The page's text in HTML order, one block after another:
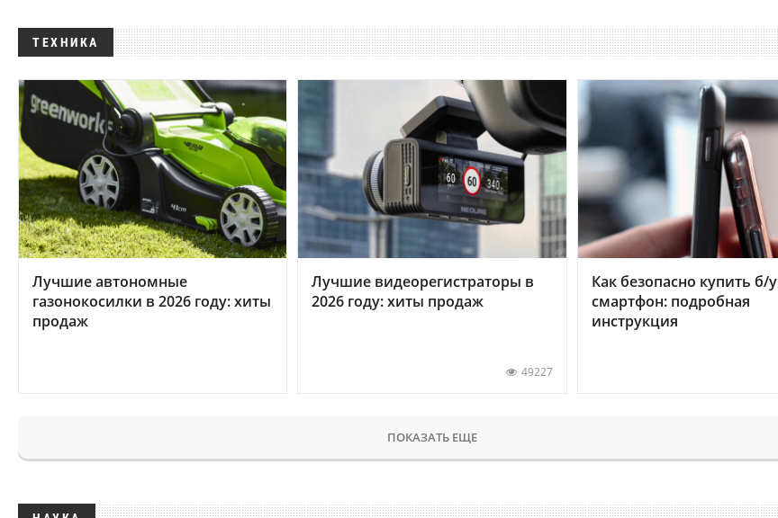
ТЕХНИКА
Лучшие автономные
газонокосилки в 2026 году: хиты
продаж
Лучшие видеорегистраторы в
2026 году: хиты продаж
49227
Как безопасно купить б/у
смартфон: подробная
инструкция
ПОКАЗАТЬ ЕЩЕ